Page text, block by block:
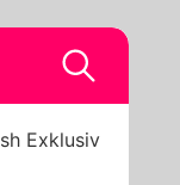
Exklusiv